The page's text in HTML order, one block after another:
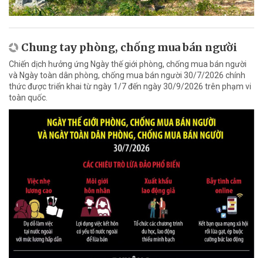
Chung tay phòng, chống mua bán người
Chiến dịch hưởng ứng Ngày thế giới phòng, chống mua bán người
và Ngày toàn dân phòng, chống mua bán người 30/7/2026 chính
thức được triển khai từ ngày 1/7 đến ngày 30/9/2026 trên phạm vi
toàn quốc.